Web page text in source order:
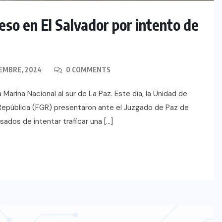
en El Salvador por intento de
2024 0 COMMENTS
Nacional al sur de La Paz. Este día, la Unidad de
(FGR) presentaron ante el Juzgado de Paz de
de intentar traficar una […]